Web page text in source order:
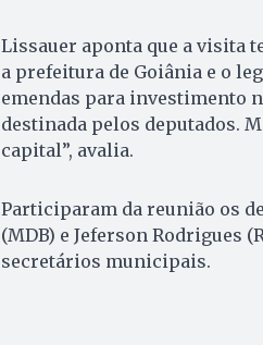
Lissauer aponta que a visita
a prefeitura de Goiânia e o
emendas para investimento
destinada pelos deputados.
capital”, avalia.
Participaram da reunião os
(MDB) e Jeferson Rodrigues
secretários municipais.